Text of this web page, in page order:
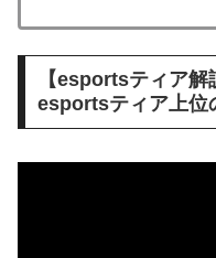
【esportsティア
esportsティア上位